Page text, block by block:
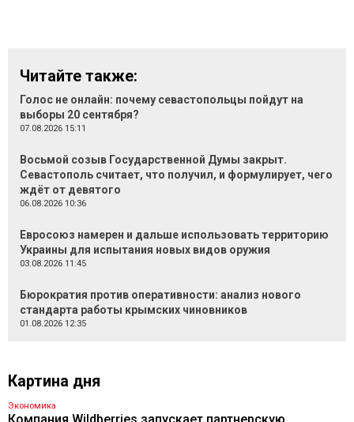
Читайте также:
Голос не онлайн: почему севастопольцы пойдут на
выборы 20 сентября?
07.08.2026 15:11
Восьмой созыв Государственной Думы закрыт.
Севастополь считает, что получил, и формулирует, чего
ждёт от девятого
06.08.2026 10:36
Евросоюз намерен и дальше использовать территорию
Украины для испытания новых видов оружия
03.08.2026 11:45
Бюрократия против оперативности: анализ нового
стандарта работы крымских чиновников
01.08.2026 12:35
Картина дня
Экономика